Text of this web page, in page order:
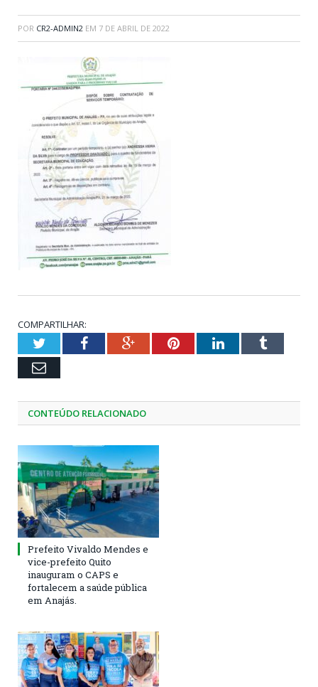
POR CR2-ADMIN2 EM 7 DE ABRIL DE 2022
COMPARTILHAR:
TwitterFacebookGoogle+PinterestLinkedInTumblr
Email
CONTEÚDO RELACIONADO
Prefeito Vivaldo Mendes e
vice-prefeito Quito
inauguram o CAPS e
fortalecem a saúde pública
em Anajás.